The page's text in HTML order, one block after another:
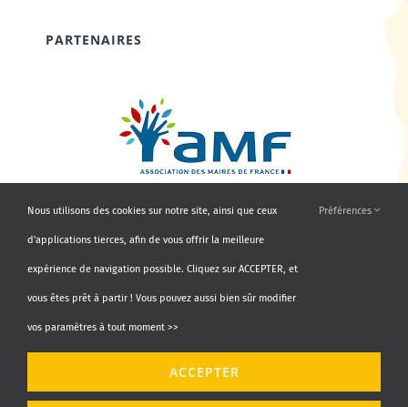
PARTENAIRES
Nous utilisons des cookies sur notre site, ainsi que ceux
d'applications tierces, afin de vous offrir la meilleure
expérience de navigation possible. Cliquez sur ACCEPTER, et
vous êtes prêt à partir ! Vous pouvez aussi bien sûr modifier
vos paramètres à tout moment >>
Préférences
ACCEPTER